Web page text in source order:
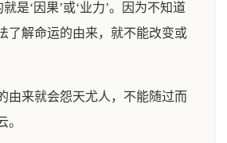
是‘因果’或‘业力’。因为不知道
了解命运的由来，就不能改变或
由来就会怨天尤人，不能随过而
。